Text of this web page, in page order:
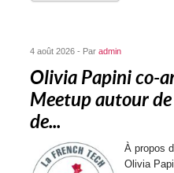
4 août 2026 - Paradmin
Olivia Papini co-
Meetup autour de
de...
À propos
Olivia